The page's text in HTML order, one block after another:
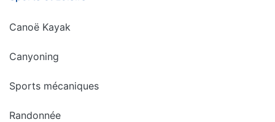
Canoë Kayak
Canyoning
Sports mécaniques
Randonnée